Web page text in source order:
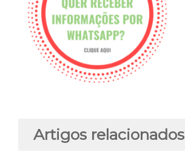
Artigos relacionados